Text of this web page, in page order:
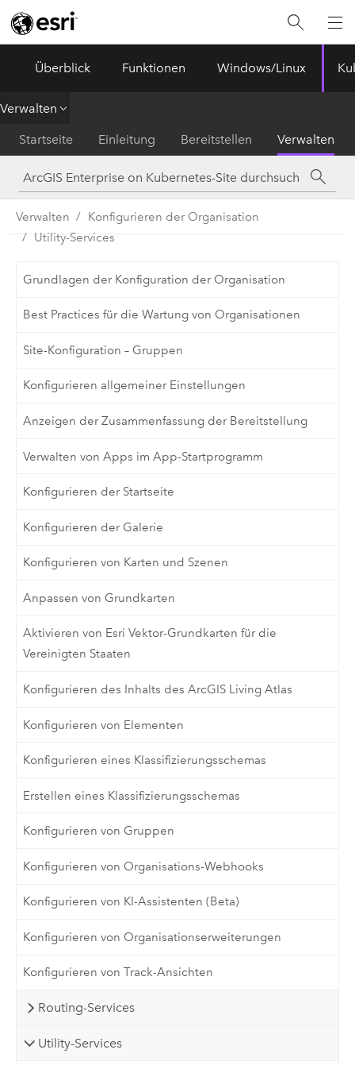
ArcGIS Enterprise Menu
Überblick Funktionen Windows/Linux
Verwalten
Startseite Einleitung Bereitstellen Verwalten
Verwalten
Konfigurieren der Organisation
Utility-Services
Grundlagen der Konfiguration der Organisation
Best Practices für die Wartung von Organisationen
Site-Konfiguration – Gruppen
Konfigurieren allgemeiner Einstellungen
Anzeigen der Zusammenfassung der Bereitstellung
Verwalten von Apps im App-Startprogramm
Konfigurieren der Startseite
Konfigurieren der Galerie
Konfigurieren von Karten und Szenen
Anpassen von Grundkarten
Aktivieren von Esri Vektor-Grundkarten für die
Vereinigten Staaten
Konfigurieren des Inhalts des ArcGIS Living Atlas
Konfigurieren von Elementen
Konfigurieren eines Klassifizierungsschemas
Erstellen eines Klassifizierungsschemas
Konfigurieren von Gruppen
Konfigurieren von Organisations-Webhooks
Konfigurieren von KI-Assistenten (Beta)
Konfigurieren von Organisationserweiterungen
Konfigurieren von Track-Ansichten
Routing-Services
Utility-Services